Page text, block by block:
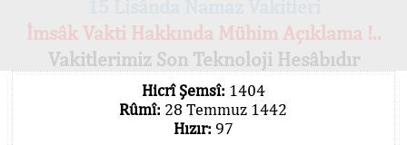
İmsâk Vakti Hakkında Mühim Açıklama !..
Vakitlerimiz Son Teknoloji Hesâbıdır
Hicrî Şemsî: 1404
Rûmî: 28 Temmuz 1442
Hızır: 97